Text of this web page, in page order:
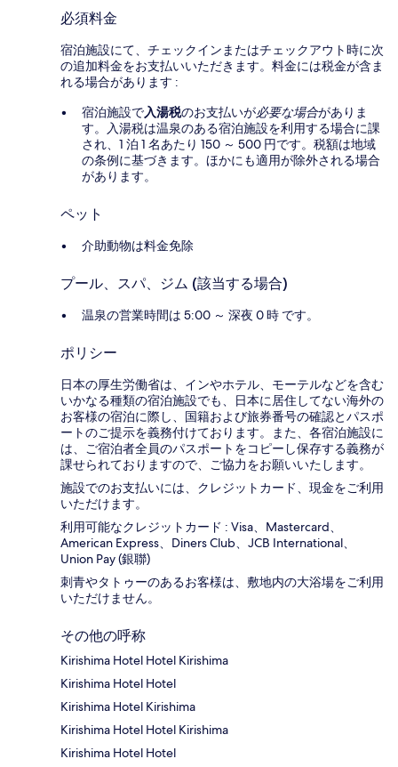
必須料金
宿泊施設にて、チェックインまたはチェックアウト時に次
の追加料金をお支払いいただきます。料金には税金が含ま
れる場合があります :
宿泊施設で入湯税のお支払いが必要な場合がありま
す。入湯税は温泉のある宿泊施設を利用する場合に課
され、1 泊 1 名あたり 150 ～ 500 円です。税額は地域
の条例に基づきます。ほかにも適用が除外される場合
があります。
ペット
介助動物は料金免除
プール、スパ、ジム (該当する場合)
温泉の営業時間は 5:00 ～ 深夜 0 時 です。
ポリシー
日本の厚生労働省は、インやホテル、モーテルなどを含む
いかなる種類の宿泊施設でも、日本に​居住してない海外の
お客様の宿泊に際し、国籍および旅券番号の確認とパスポ
ートのご提示を義務付け​ております。また、各宿泊施設に
は、ご宿泊者全員のパスポートをコピーし保存する義務が
課せられておりますの​で、ご協力をお願いいたします。
施設でのお支払いには、クレジットカード、現金をご利用
いただけます。
利用可能なクレジットカード : Visa、Mastercard、
American Express、Diners Club、JCB International、
Union Pay (銀聯)
刺青やタトゥーのあるお客様は、敷地内の大浴場をご利用
いただけません。
その他の呼称
Kirishima Hotel Hotel Kirishima
Kirishima Hotel Hotel
Kirishima Hotel Kirishima
Kirishima Hotel Hotel Kirishima
Kirishima Hotel Hotel